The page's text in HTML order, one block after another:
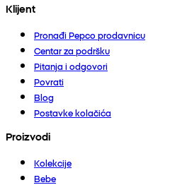
Klijent
Pronađi Pepco prodavnicu
Centar za podršku
Pitanja i odgovori
Povrati
Blog
Postavke kolačića
Proizvodi
Kolekcije
Bebe